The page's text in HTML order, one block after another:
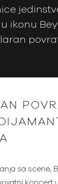
ikonu
sa scene,